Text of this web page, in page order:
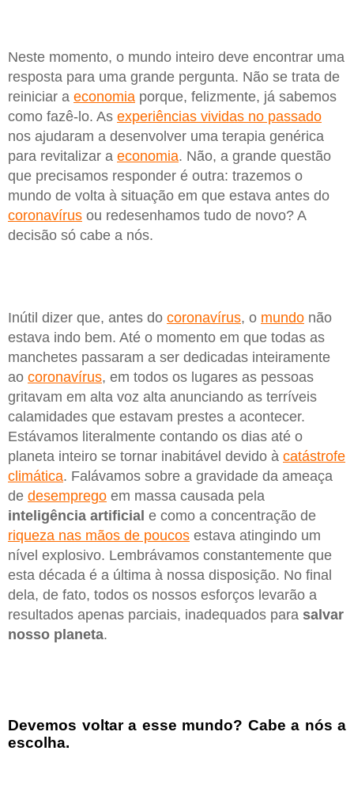
Neste momento, o mundo inteiro deve encontrar uma
resposta para uma grande pergunta. Não se trata de
reiniciar a economia porque, felizmente, já sabemos
como fazê-lo. As experiências vividas no passado
nos ajudaram a desenvolver uma terapia genérica
para revitalizar a economia. Não, a grande questão
que precisamos responder é outra: trazemos o
mundo de volta à situação em que estava antes do
coronavírus ou redesenhamos tudo de novo? A
decisão só cabe a nós.
Inútil dizer que, antes do coronavírus, o mundo não
estava indo bem. Até o momento em que todas as
manchetes passaram a ser dedicadas inteiramente
ao coronavírus, em todos os lugares as pessoas
gritavam em alta voz alta anunciando as terríveis
calamidades que estavam prestes a acontecer.
Estávamos literalmente contando os dias até o
planeta inteiro se tornar inabitável devido à catástrofe
climática. Falávamos sobre a gravidade da ameaça
de desemprego em massa causada pela
inteligência artificial e como a concentração de
riqueza nas mãos de poucos estava atingindo um
nível explosivo. Lembrávamos constantemente que
esta década é a última à nossa disposição. No final
dela, de fato, todos os nossos esforços levarão a
resultados apenas parciais, inadequados para salvar
nosso planeta.
Devemos voltar a esse mundo? Cabe a nós a
escolha.